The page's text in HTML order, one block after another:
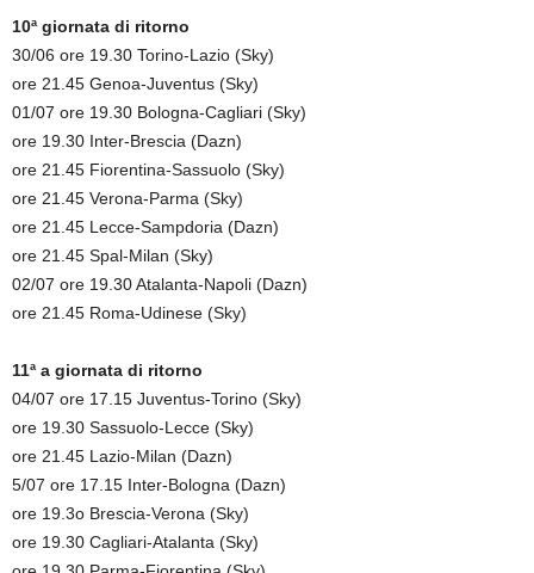
10ª giornata di ritorno
30/06 ore 19.30 Torino-Lazio (Sky)
ore 21.45 Genoa-Juventus (Sky)
01/07 ore 19.30 Bologna-Cagliari (Sky)
ore 19.30 Inter-Brescia (Dazn)
ore 21.45 Fiorentina-Sassuolo (Sky)
ore 21.45 Verona-Parma (Sky)
ore 21.45 Lecce-Sampdoria (Dazn)
ore 21.45 Spal-Milan (Sky)
02/07 ore 19.30 Atalanta-Napoli (Dazn)
ore 21.45 Roma-Udinese (Sky)
11ª a giornata di ritorno
04/07 ore 17.15 Juventus-Torino (Sky)
ore 19.30 Sassuolo-Lecce (Sky)
ore 21.45 Lazio-Milan (Dazn)
5/07 ore 17.15 Inter-Bologna (Dazn)
ore 19.3o Brescia-Verona (Sky)
ore 19.30 Cagliari-Atalanta (Sky)